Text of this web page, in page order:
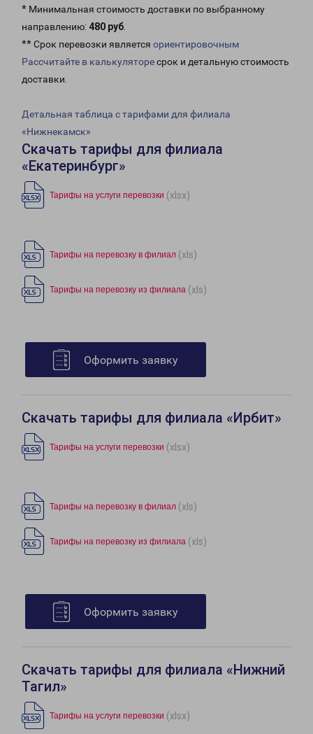
* Минимальная стоимость доставки по выбранному
направлению: 480 руб.
** Срок перевозки является ориентировочным
Рассчитайте в калькуляторесрок и детальную стоимость
доставки.
Детальная таблица с тарифами для филиала
«Нижнекамск»
Скачать тарифы для филиала
«Екатеринбург»
Тарифы на услуги перевозки (xlsx)
Тарифы на перевозку в филиал (xls)
Тарифы на перевозку из филиала (xls)
Оформить заявку
Скачать тарифы для филиала «Ирбит»
Тарифы на услуги перевозки (xlsx)
Тарифы на перевозку в филиал (xls)
Тарифы на перевозку из филиала (xls)
Оформить заявку
Скачать тарифы для филиала «Нижний
Тагил»
Тарифы на услуги перевозки (xlsx)